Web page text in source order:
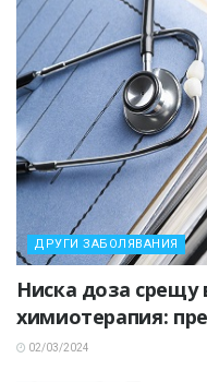
ДРУГИ ЗАБОЛЯВАНИЯ
Ниска доза срещу
химиотерапия:
02/03/2024